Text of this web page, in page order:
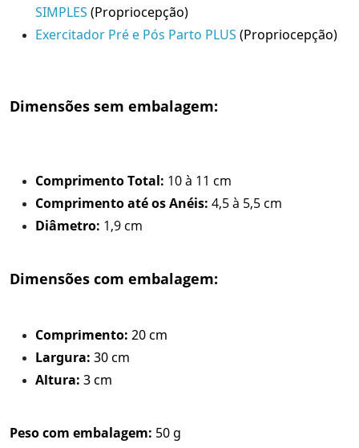
SIMPLES (Propriocepção)
Exercitador Pré e Pós Parto PLUS (Propriocepção)
Dimensões sem embalagem:
Comprimento Total: 10 à 11 cm
Comprimento até os Anéis: 4,5 à 5,5 cm
Diâmetro: 1,9 cm
Dimensões com embalagem:
Comprimento: 20 cm
Largura: 30 cm
Altura: 3 cm
Peso com embalagem: 50 g